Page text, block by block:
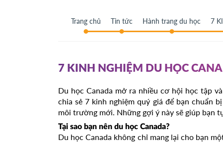
Trang chủ Tin tức Hành trang du học 7
7 KINH NGHIỆM DU HỌC
Du học Canada mở ra nhiều cơ hội học tập
chia sẻ 7 kinh nghiệm quý giá để bạn chuẩn
môi trường mới. Những gợi ý này sẽ giúp bạn
Tại sao bạn nên du học Canada?
Du học Canada không chỉ mang lại cho bạn